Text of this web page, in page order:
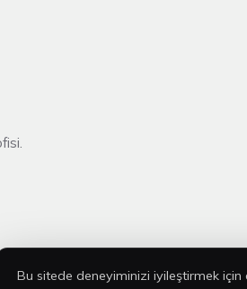
Bu sitede deneyiminizi iyileştirmek için